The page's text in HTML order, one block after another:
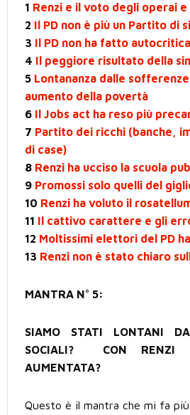
1 Renzi e il voto degli operai
2 Il PD non è più un Partito di
3 Il PD non ha fatto autocritica
4 Il peggiore risultato della
5 Lontananza dalle
aumento della povertà
6 Il Jobs act ha reso più
7 Partito dei ricchi (banche,
di case)
8 Renzi ha ucciso la scuola
9 Promossi solo quelli del
10 Renzi ha voluto il
11 Il cattivo carattere e gli
12 Moltissimi elettori del PD
13 Renzi non è stato chiaro
MANTRA N° 5:
SIAMO STATI LONTANI
SOCIALI? CON RENZI
AUMENTATA?
Questo è il mantra che mi fa più